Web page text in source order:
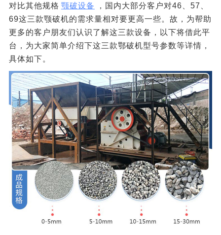
对比其他规格 颚破设备
，国内大部分客户对46、57、
69这三款颚破机的需求量相对要更高一些。故，为帮助
更多的客户朋友们认识了解这三款设备，以下将借此平
台，为大家简单介绍下这三款鄂破机型号参数等详情，
具体如下。